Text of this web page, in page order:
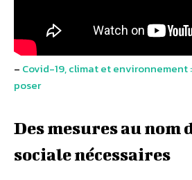
– Covid-19, climat et environnement
poser
Des mesures au nom
sociale nécessaires